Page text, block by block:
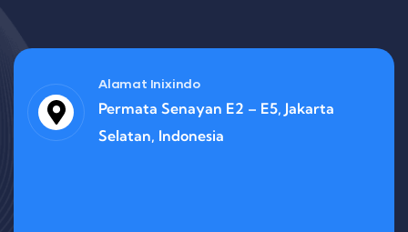
Alamat Inixindo
Permata Senayan E2 – E5, Jakarta
Selatan, Indonesia